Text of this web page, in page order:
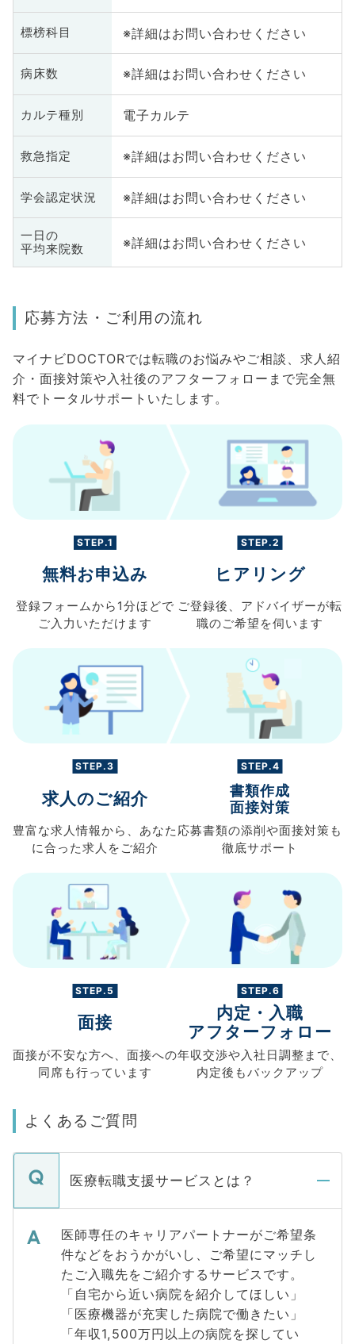
標榜科目 ※詳細はお問い合わせください
病床数 ※詳細はお問い合わせください
カルテ種別 電子カルテ
救急指定 ※詳細はお問い合わせください
学会認定状況 ※詳細はお問い合わせください
一日の
平均来院数
※詳細はお問い合わせください
応募方法・ご利用の流れ
マイナビDOCTORでは転職のお悩みやご相談、求人紹
介・面接対策や入社後のアフターフォローまで完全無
料でトータルサポートいたします。
STEP.1
無料お申込み
登録フォームから 1分ほどで
ご入力 いただけます
STEP.2
ヒアリング
ご登録後、 アドバイザーが転
職のご希望を伺います
STEP.3
求人のご紹介
豊富な求人情報から、 あなた
に合った求人を ご紹介
STEP.4
書類作成
面接対策
応募書類の添削や面接対策も
徹底サポート
STEP.5
面接
面接が不安な方へ、 面接への
同席も行っています
STEP.6
内定・入職
アフターフォロー
年収交渉や 入社日調整まで、
内定後もバックアップ
よくあるご質問
医療転職支援サービスとは？
医師専任のキャリアパートナーがご希望条
件などをおうかがいし、ご希望にマッチし
たご入職先をご紹介するサービスです。
「自宅から近い病院を紹介してほしい」
「医療機器が充実した病院で働きたい」
「年収1,500万円以上の病院を探してい